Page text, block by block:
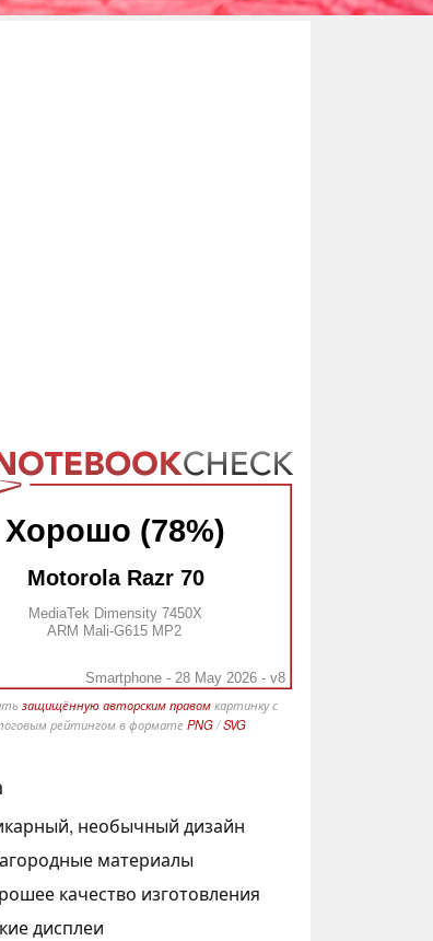
Хорошо (78%)
Motorola Razr 70
MediaTek Dimensity 7450X
ARM Mali-G615 MP2
Smartphone - 28 May 2026 - v8
защищённую авторским правомкартинку с
рейтингом в формате PNG/SVG
необычный дизайн
материалы
качество изготовления
дисплеи